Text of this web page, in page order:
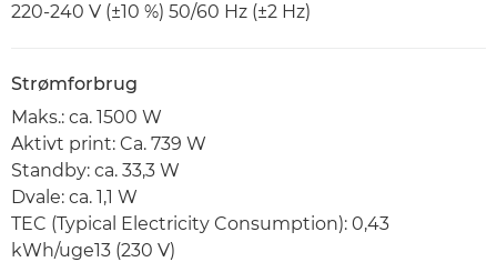
220-240 V (±10 %) 50/60 Hz (±2 Hz)
Strømforbrug
Maks.: ca. 1500 W
Aktivt print: Ca. 739 W
Standby: ca. 33,3 W
Dvale: ca. 1,1 W
TEC (Typical Electricity Consumption): 0,43
kWh/uge13 (230 V)